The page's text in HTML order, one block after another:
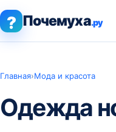
? Почемуха.ру
Главная›Мода и красота
Одежда